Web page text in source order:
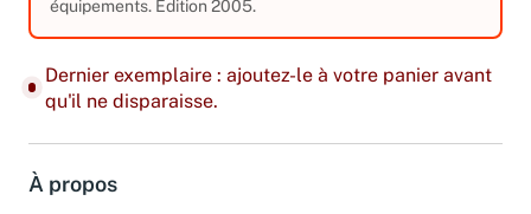
Dernier exemplaire : ajoutez-le à votre panier avant
qu'il ne disparaisse.
À propos